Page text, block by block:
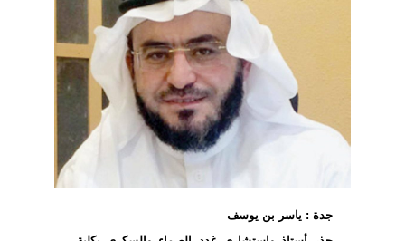
جدة : ياسر بن يوسف